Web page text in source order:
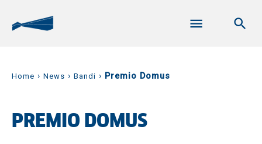
Home › News › Bandi › Premio Domus
PREMIO DOMUS